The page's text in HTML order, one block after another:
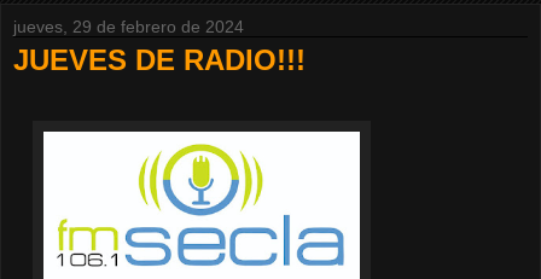
jueves, 29 de febrero de 2024
JUEVES DE RADIO!!!